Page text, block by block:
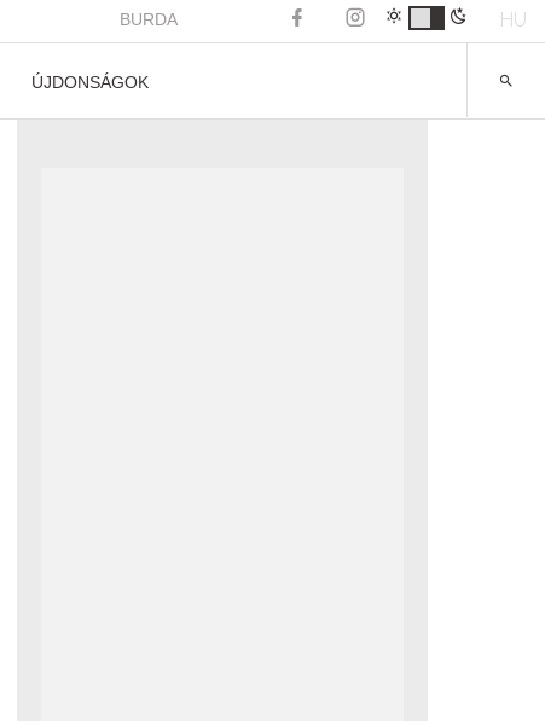
BURDA HU
ÚJDONSÁGOK